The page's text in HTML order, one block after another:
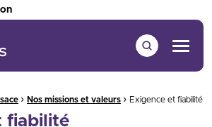
qui vous ressemble
Menu
› Nos missions et valeurs › Exigence et fiabilité
fiabilité